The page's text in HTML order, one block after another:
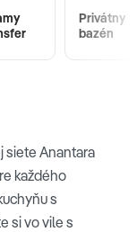
Privátny
bazén
siete Anantara
každého
s
si vo vile s